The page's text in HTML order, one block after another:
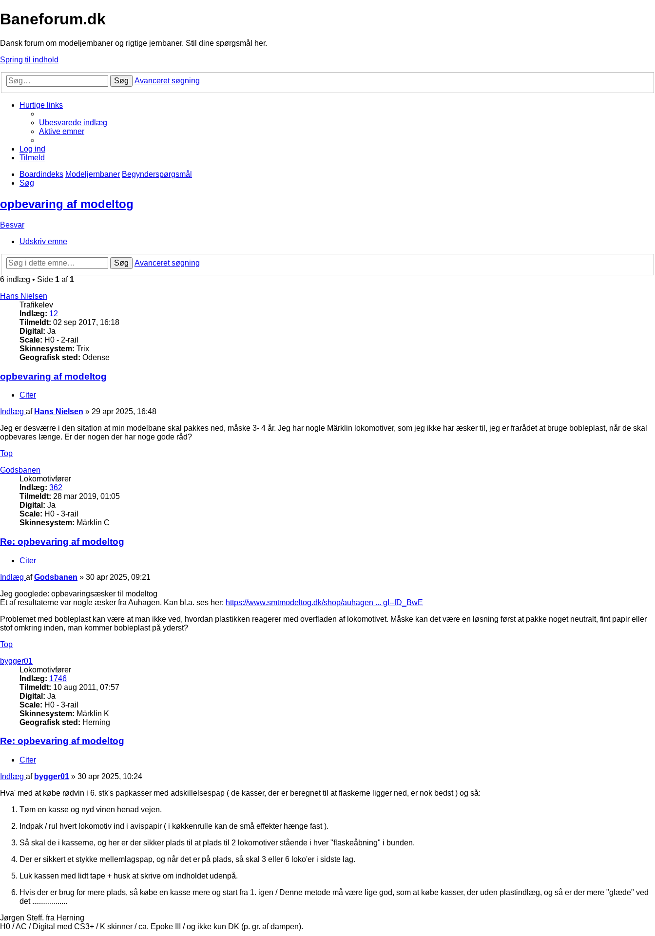
Baneforum.dk
Dansk forum om modeljernbaner og rigtige jernbaner. Stil dine spørgsmål her.
Spring til indhold
Søg Avanceret søgning
Hurtige links
Ubesvarede indlæg
Aktive emner
Log ind
Tilmeld
Boardindeks Modeljernbaner Begynderspørgsmål
Søg
opbevaring af modeltog
Besvar
Udskriv emne
Søg
Avanceret søgning
6 indlæg • Side 1 af 1
Hans Nielsen
Trafikelev
Indlæg: 12
Tilmeldt: 02 sep 2017, 16:18
Digital: Ja
Scale: H0 - 2-rail
Skinnesystem: Trix
Geografisk sted: Odense
opbevaring af modeltog
Citer
Indlæg af Hans Nielsen » 29 apr 2025, 16:48
Jeg er desværre i den sitation at min modelbane skal pakkes ned, måske 3- 4 år. Jeg har nogle Märklin lokomotiver, som jeg ikke har æsker til, jeg er frarådet at bruge bobleplast, når de skal
opbevares længe. Er der nogen der har noge gode råd?
Top
Godsbanen
Lokomotivfører
Indlæg: 362
Tilmeldt: 28 mar 2019, 01:05
Digital: Ja
Scale: H0 - 3-rail
Skinnesystem: Märklin C
Re: opbevaring af modeltog
Citer
Indlæg afGodsbanen » 30 apr 2025, 09:21
Jeg googlede: opbevaringsæsker til modeltog
Et af resultaterne var nogle æsker fra Auhagen. Kan bl.a. ses her: https://www.smtmodeltog.dk/shop/auhagen ... gI--fD_BwE
Problemet med bobleplast kan være at man ikke ved, hvordan plastikken reagerer med overfladen af lokomotivet. Måske kan det være en løsning først at pakke noget neutralt, fint papir eller
stof omkring inden, man kommer bobleplast på yderst?
Top
bygger01
Lokomotivfører
Indlæg: 1746
Tilmeldt: 10 aug 2011, 07:57
Digital: Ja
Scale: H0 - 3-rail
Skinnesystem: Märklin K
Geografisk sted: Herning
Re: opbevaring af modeltog
Citer
Indlæg af bygger01 » 30 apr 2025, 10:24
Hva' med at købe rødvin i 6. stk's papkasser med adskillelsespap ( de kasser, der er beregnet til at flaskerne ligger ned, er nok bedst ) og så:
Tøm en kasse og nyd vinen henad vejen.
Indpak / rul hvert lokomotiv ind i avispapir ( i køkkenrulle kan de små effekter hænge fast ).
Så skal de i kasserne, og her er der sikker plads til at plads til 2 lokomotiver stående i hver "flaskeåbning" i bunden.
Der er sikkert et stykke mellemlagspap, og når det er på plads, så skal 3 eller 6 loko'er i sidste lag.
Luk kassen med lidt tape + husk at skrive om indholdet udenpå.
Hvis der er brug for mere plads, så købe en kasse mere og start fra 1. igen / Denne metode må være lige god, som at købe kasser, der uden plastindlæg, og så er der mere "glæde" ved
det ..................
Jørgen Steff. fra Herning
H0 / AC / Digital med CS3+ / K skinner / ca. Epoke III / og ikke kun DK (p. gr. af dampen).